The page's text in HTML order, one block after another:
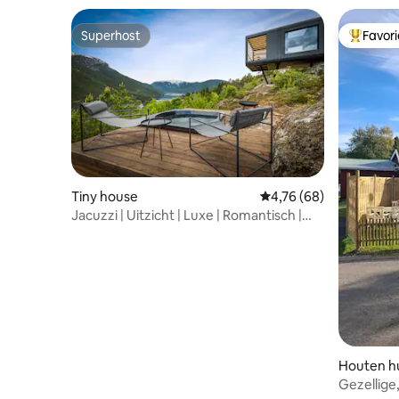
Superhost
Superhost
Tiny house Gemiddelde
4,76 (68)
Jacuzzi | Uitzicht | Luxe | Romantisch |
Houten